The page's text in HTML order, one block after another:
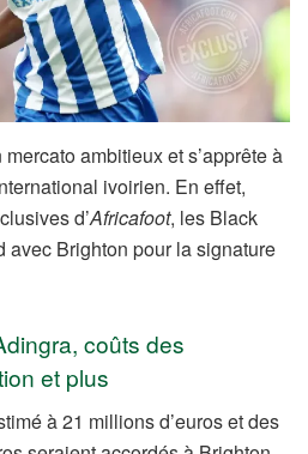
ambitieux et s’apprête à
ivoirien. En effet,
d’Africafoot, les Black
avec Brighton pour la signature
coûts des
et plus
à 21 millions d’euros et des